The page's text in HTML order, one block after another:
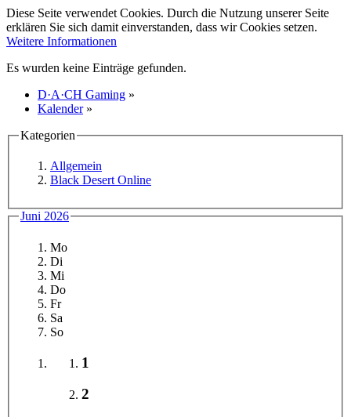
Diese Seite verwendet Cookies. Durch die Nutzung unserer Seite
erklären Sie sich damit einverstanden, dass wir Cookies setzen.
Weitere Informationen
Es wurden keine Einträge gefunden.
D·A·CH Gaming »
Kalender »
Kategorien
Allgemein
Black Desert Online
Juni 2026
Mo
Di
Mi
Do
Fr
Sa
So
1
2